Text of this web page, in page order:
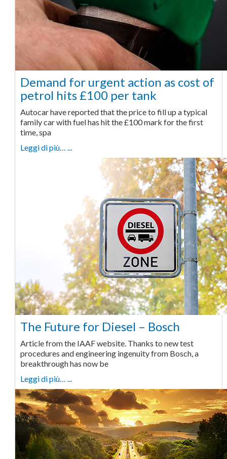
Demand for urgent action as cost of
petrol hits £100 per tank
Autocar have reported that the price to fill up a typical
family car with fuel has hit the £100 mark for the first
time, spa
Leggi di più… ...
The Future for Diesel – Bosch
Article from the IAAF website. Thanks to new test
procedures and engineering ingenuity from Bosch, a
breakthrough has now be
Leggi di più… ...